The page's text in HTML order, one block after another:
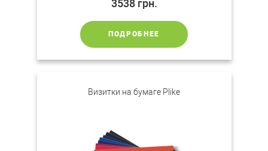
3538 грн.
ПОДРОБНЕЕ
Визитки на бумаге Plike